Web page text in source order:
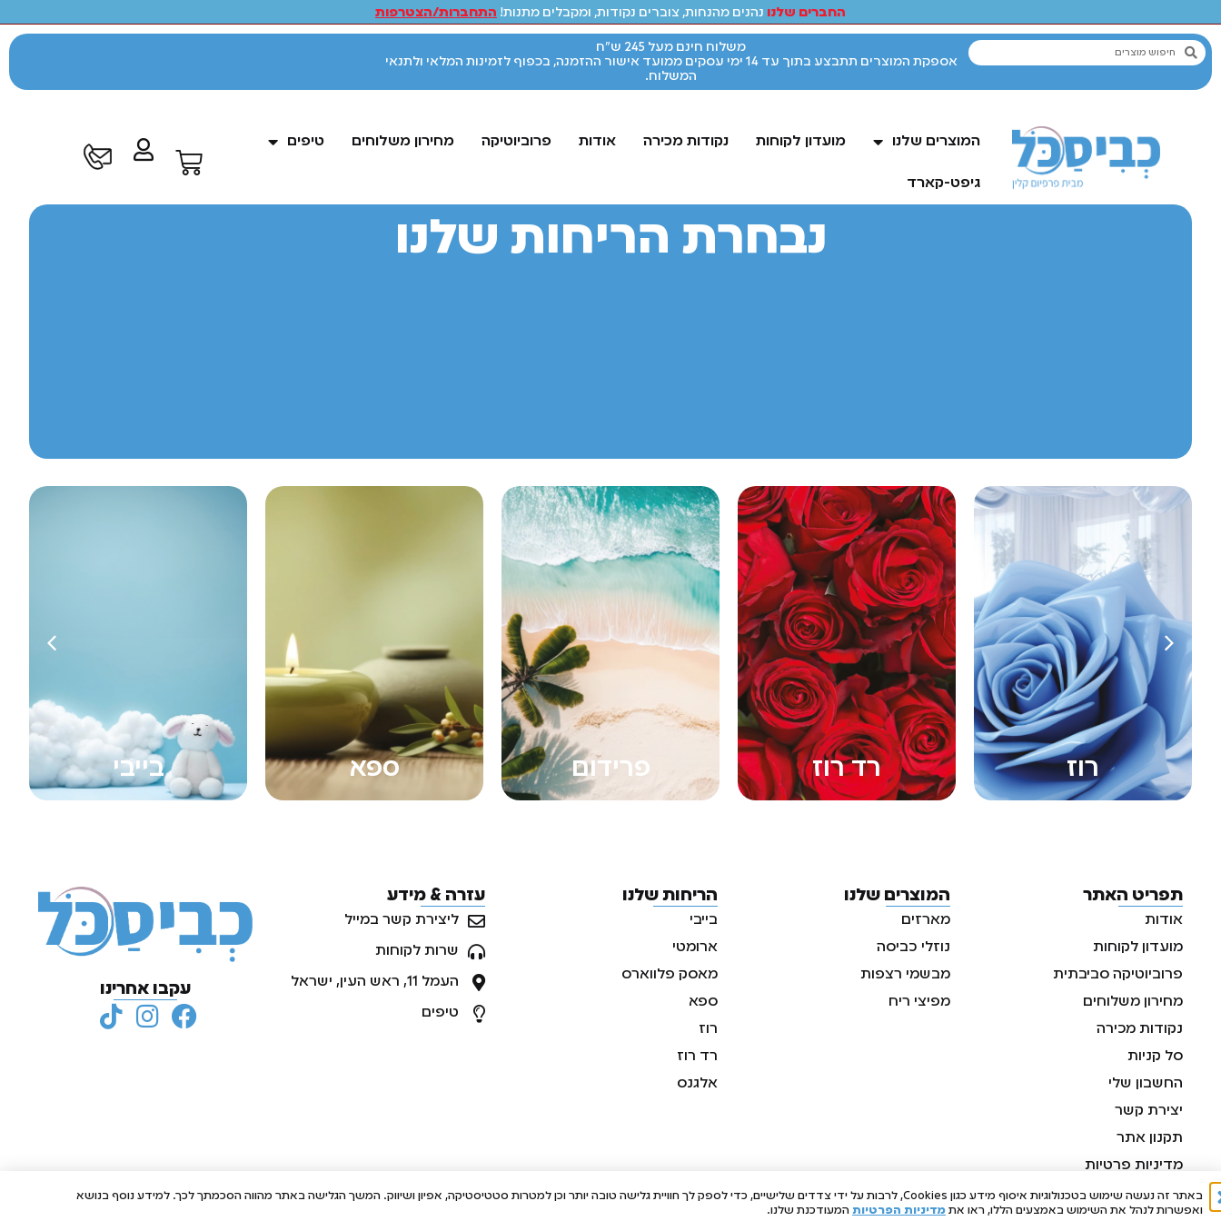
החברים שלנו נהנים מהנחות, צוברים נקודות, ומקבלים מתנות! התחברות/הצטרפות
משלוח חינם מעל 245 ש"ח
אספקת המוצרים תתבצע בתוך עד 14 ימי עסקים ממועד אישור ההזמנה, בכפוף לזמינות המלאי ולתנאי
המשלוח.
המוצרים שלנו מועדון לקוחות נקודות מכירה אודות פרוביוטיקה מחירון משלוחים טיפים
גיפט-קארד
נבחרת הריחות שלנו
רד רוז פרידום ספא בייבי ארומטי
תפריט האתר
אודות
מועדון לקוחות
פרוביוטיקה סביבתית
מחירון משלוחים
נקודות מכירה
סל קניות
החשבון שלי
יצירת קשר
תקנון אתר
מדיניות פרטיות
תקנון מועדון לקוחות
המוצרים שלנו
מארזים
נוזלי כביסה
מבשמי רצפות
מפיצי ריח
הריחות שלנו
בייבי
ארומטי
מאסק פלווארס
ספא
רוז
רד רוז
אלגנס
עזרה & מידע
ליצירת קשר במייל
שרות לקוחות
העמל 11, ראש העין, ישראל
טיפים
עקבו אחרינו
באתר זה נעשה שימוש בטכנולוגיות איסוף מידע כגון Cookies, לרבות על ידי צדדים שלישיים, כדי לספק לך חוויית גלישה טובה יותר וכן למטרות סטטיסטיקה, אפיון ושיווק. המשך הגלישה באתר מהווה הסכמתך לכך. למידע נוסף בנושא
ואפשרות לנהל את השימוש באמצעים הללו, ראו את מדיניות הפרטיות המעודכנת שלנו.